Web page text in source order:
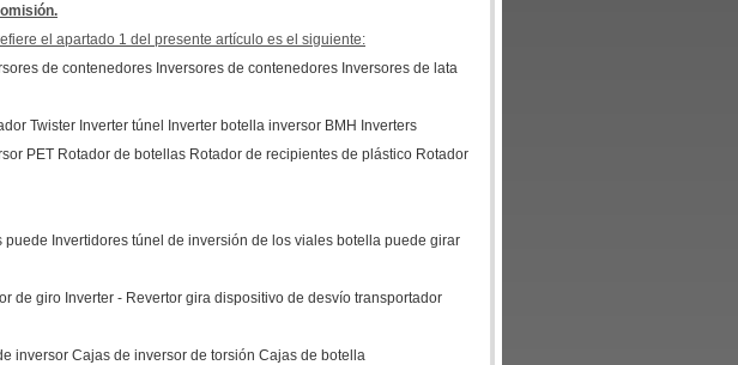
el apartado 1 del presente artículo es el siguiente:
de contenedores Inversores de contenedores Inversores de lata
Twister Inverter túnel Inverter botella inversor BMH Inverters
PET Rotador de botellas Rotador de recipientes de plástico Rotador
Invertidores túnel de inversión de los viales botella puede girar
de giro Inverter - Revertor gira dispositivo de desvío transportador
inversor Cajas de inversor de torsión Cajas de botella